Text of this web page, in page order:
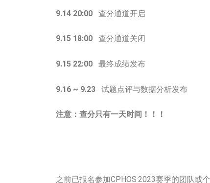
9.14 20:00 查分通道开启
9.15 18:00 查分通道关闭
9.15 22:00 最终成绩发布
9.16 ~ 9.23 试题点评与数据分析发布
注意：查分只有一天时间！！！
之前已报名参加CPHOS·2023赛季的团队或个